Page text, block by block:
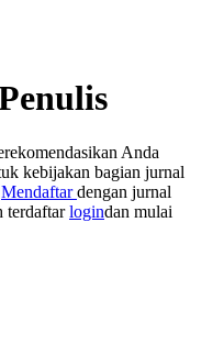
Anda
kebijakan bagian jurnal
Mendaftardengan jurnal
terdaftarlogindan mulai